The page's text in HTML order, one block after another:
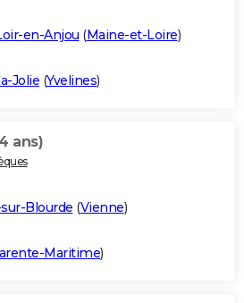
en-Anjou (Maine-et-Loire)
Jolie (Yvelines)
ans)
Blourde (Vienne)
Maritime)